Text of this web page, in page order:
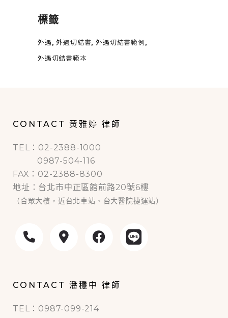
標籤
外遇 外遇切結書 外遇切結書範例
外遇切結書範本
CONTACT 黃雅婷 律師
TEL：02-2388-1000
0987-504-116
FAX：02-2388-8300
地址：台北市中正區館前路20號6樓
（合眾大樓，近台北車站、台大醫院捷運站）
CONTACT 潘穩中 律師
TEL：0987-099-214